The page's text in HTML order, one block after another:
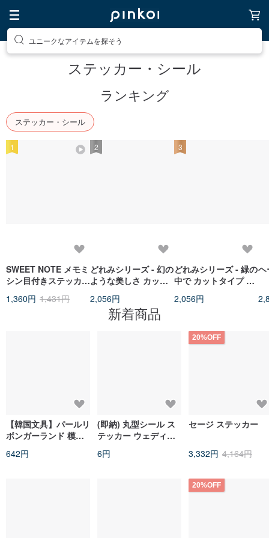
ユニークなアイテムを探そう
ステッカー・シール
ランキング
ステッカー・シール
SWEET NOTE メモミ
シン目付きステッカー
1,360円 1,431円
1
どれみシリーズ - 幻の
ような美しさ カット
ープ | 3.5cm x 5m
2,056円
2
どれみシリーズ - 緑の
中で カットタイプ ク
3.5cm x 5m
2,056円
3
ヘ
新着商品
【韓国文具】パールリ
ボンガーランド 模造
計8枚)
642円
(即納) 丸型シール ス
テッカー ウェディン
ル 引き出物シール 円
6円
20%OFF
セージ ステッカー
3,332円 4,164円
20%OFF